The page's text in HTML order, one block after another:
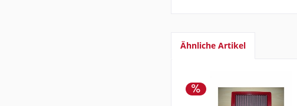
Ähnliche Artikel